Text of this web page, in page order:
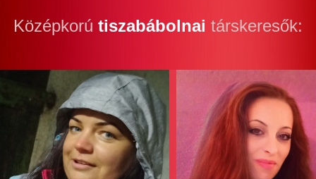
Középkorú tiszabábolnai társkeresők: